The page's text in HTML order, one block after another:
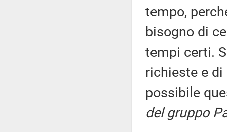
tempo,
bisogno di
tempi certi.
richieste e
possibile
del gruppo